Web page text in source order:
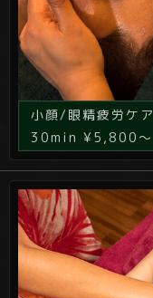
小顔/眼精疲労ケア
30min ¥5,800～